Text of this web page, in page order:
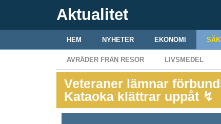
Aktualitet
HEM NYHETER EKONOMI
AVRÅDER FRÅN RESOR LIVSMEDEL
Veteraner lämnar
Kataoka klättrar uppåt ↯